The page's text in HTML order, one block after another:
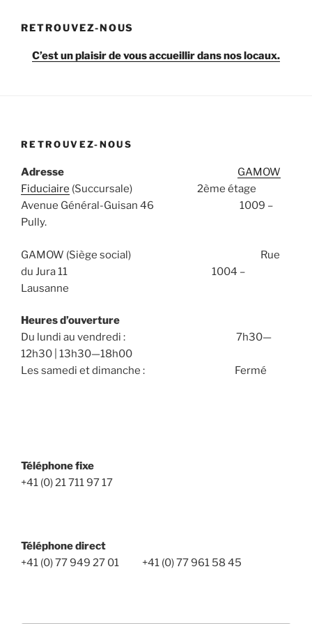
RETROUVEZ-NOUS
C’est un plaisir de vous accueillir dans nos locaux.
RETROUVEZ-NOUS
Adresse GAMOW
Fiduciaire (Succursale) 2ème étage
Avenue Général-Guisan 46 1009 –
Pully.
GAMOW (Siège social) Rue
du Jura 11 1004 –
Lausanne
Heures d’ouverture
Du lundi au vendredi : 7h30—
12h30 | 13h30—18h00
Les samedi et dimanche : Fermé
Téléphone fixe
+41 (0) 21 711 97 17
Téléphone direct
+41 (0) 77 949 27 01 +41 (0) 77 961 58 45